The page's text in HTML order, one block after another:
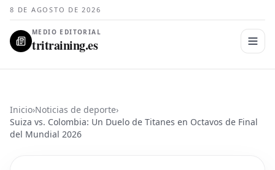
8 DE AGOSTO DE 2026
MEDIO EDITORIAL
tritraining.es
Inicio›Noticias de deporte›
Suiza vs. Colombia: Un Duelo de Titanes en Octavos de Final
del Mundial 2026